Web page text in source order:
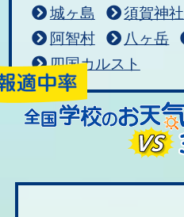
城ヶ島
須賀神社
阿智村
八ヶ岳
四国カルスト